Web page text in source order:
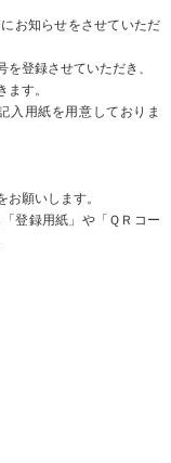
お知らせをさせていただ
登録させていただき、
す。
入用紙を用意しておりま
願いします。
登録用紙」や「ＱＲコー